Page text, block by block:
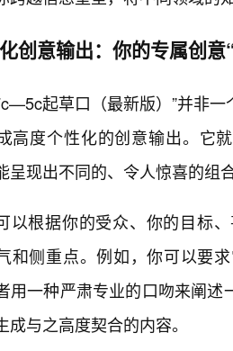
创意输出：你的专属创意
起草口（最新版）”并非
高度个性化的创意输出。它
呈现出不同的、令人惊喜的组
以根据你的受众、你的目标
和侧重点。例如，你可以要
用一种严肃专业的口吻来阐
成与之高度契合的内容。